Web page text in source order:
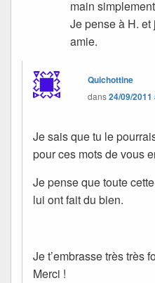
main
Je pense à H. et
amie.
Quichottine
dans24/09/2011
Je sais que tu le
pour ces mots de vous
Je pense que toute
lui ont fait du bien.
Je t’embrasse très très
Merci !